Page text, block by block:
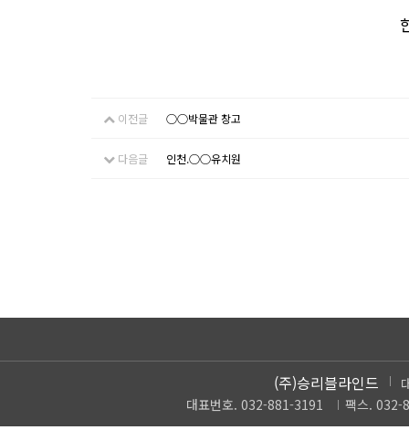
이전글 ○○박물관 창고
다음글 인천.○○유치원
(주)승리블라인드
대표번호. 032-881-3191
팩스. 032-